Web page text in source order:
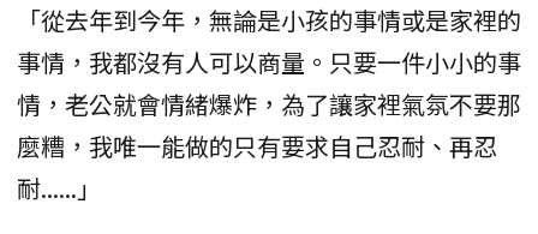
「從去年到今年，無論是小孩的事情或是家裡的
事情，我都沒有人可以商量。只要一件小小的事
情，老公就會情緒爆炸，為了讓家裡氣氛不要那
麼糟，我唯一能做的只有要求自己忍耐、再忍
耐......」